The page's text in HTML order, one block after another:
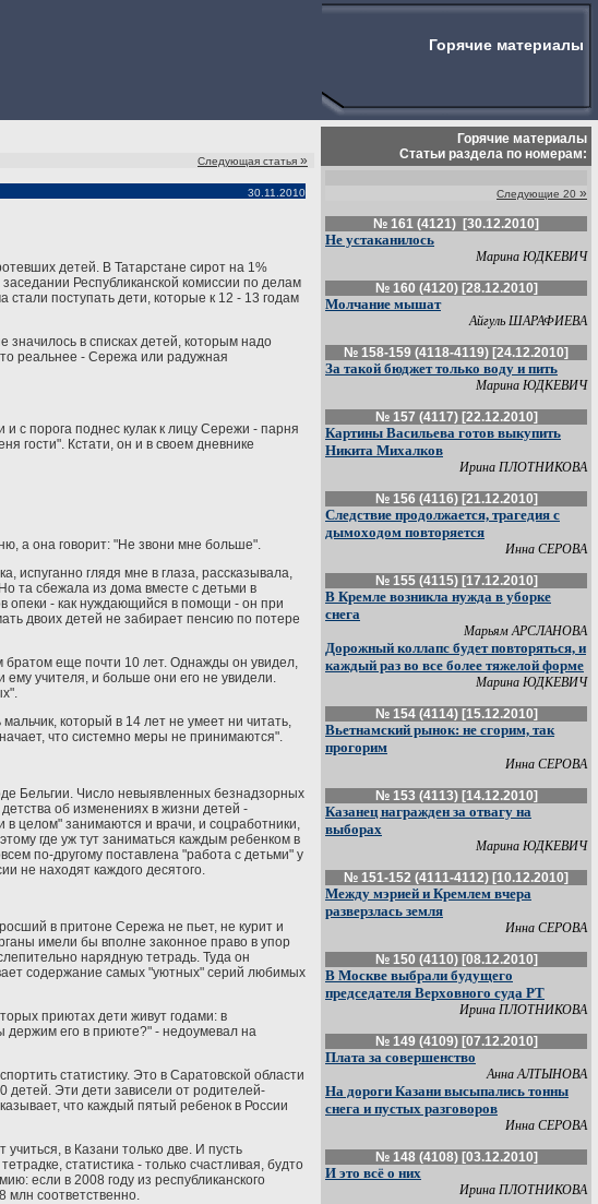
Горячие материалы
Следующая статья »
30.11.2010
детей. В Татарстане сирот на 1%
Республиканской комиссии по делам
поступать дети, которые к 12 - 13 годам
в списках детей, которым надо
реальнее - Сережа или радужная
с порога поднес кулак к лицу Сережи - парня
гости". Кстати, он и в своем дневнике
а она говорит: "Не звони мне больше".
испуганно глядя мне в глаза, рассказывала,
та сбежала из дома вместе с детьми в
опеки - как нуждающийся в помощи - он при
двоих детей не забирает пенсию по потере
братом еще почти 10 лет. Однажды он увидел,
ему учителя, и больше они его не увидели.
который в 14 лет не умеет ни читать,
что системно меры не принимаются".
Бельгии. Число невыявленных безнадзорных
об изменениях в жизни детей -
в целом" занимаются и врачи, и соцработники,
где уж тут заниматься каждым ребенком в
по-другому поставлена "работа с детьми" у
не находят каждого десятого.
в притоне Сережа не пьет, не курит и
имели бы вполне законное право в упор
нарядную тетрадь. Туда он
содержание самых "уютных" серий любимых
приютах дети живут годами: в
его в приюте?" - недоумевал на
статистику. Это в Саратовской области
детей. Эти дети зависели от родителей-
что каждый пятый ребенок в России
в Казани только две. И пусть
статистика - только счастливая, будто
если в 2008 году из республиканского
млн соответственно.
Горячие материалы
Статьи раздела по номерам:
Следующие 20 »
№ 161 (4121) [30.12.2010]
Не устаканилось
Марина ЮДКЕВИЧ
№ 160 (4120) [28.12.2010]
Молчание мышат
Айгуль ШАРАФИЕВА
№ 158-159 (4118-4119) [24.12.2010]
За такой бюджет только воду и пить
Марина ЮДКЕВИЧ
№ 157 (4117) [22.12.2010]
Картины Васильева готов выкупить
Никита Михалков
Ирина ПЛОТНИКОВА
№ 156 (4116) [21.12.2010]
Следствие продолжается, трагедия с
дымоходом повторяется
Инна СЕРОВА
№ 155 (4115) [17.12.2010]
В Кремле возникла нужда в уборке
снега
Марьям АРСЛАНОВА
Дорожный коллапс будет повторяться, и
каждый раз во все более тяжелой форме
Марина ЮДКЕВИЧ
№ 154 (4114) [15.12.2010]
Вьетнамский рынок: не сгорим, так
прогорим
Инна СЕРОВА
№ 153 (4113) [14.12.2010]
Казанец награжден за отвагу на
выборах
Марина ЮДКЕВИЧ
№ 151-152 (4111-4112) [10.12.2010]
Между мэрией и Кремлем вчера
разверзлась земля
Инна СЕРОВА
№ 150 (4110) [08.12.2010]
В Москве выбрали будущего
председателя Верховного суда РТ
Ирина ПЛОТНИКОВА
№ 149 (4109) [07.12.2010]
Плата за совершенство
Анна АЛТЫНОВА
На дороги Казани высыпались тонны
снега и пустых разговоров
Инна СЕРОВА
№ 148 (4108) [03.12.2010]
И это всё о них
Ирина ПЛОТНИКОВА